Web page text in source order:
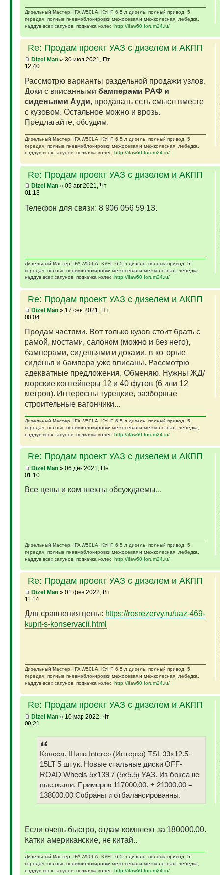
Дизельный Мастер. IFA W50LA, КУНГ, 6,5 л дизель, полный привод, 5
передач, полные пневмоблокировки межосевая и межколесная, лебедка,
наддув всех сапунов, подкачка колес. http://ifaw50.forum24.ru/
Re: Продам проект УАЗ с дизелем и АКПП
Dizel Man» 30 июл 2021, Пт
12:40
Рассмотрю варианты раздельной продажи узлов.
Доки с вписанными бамперами РАФ и
сиденьями Ауди, продавать есть смысл вместе
с кузовом. Остальное можно и врозь.
Предлагайте, обсудим.
Дизельный Мастер. IFA W50LA, КУНГ, 6,5 л дизель, полный привод, 5
передач, полные пневмоблокировки межосевая и межколесная, лебедка,
наддув всех сапунов, подкачка колес. http://ifaw50.forum24.ru/
Re: Продам проект УАЗ с дизелем и АКПП
Dizel Man» 05 авг 2021, Чт
01:13
Телефон для связи: 8 906 056 59 13.
Дизельный Мастер. IFA W50LA, КУНГ, 6,5 л дизель, полный привод, 5
передач, полные пневмоблокировки межосевая и межколесная, лебедка,
наддув всех сапунов, подкачка колес. http://ifaw50.forum24.ru/
Re: Продам проект УАЗ с дизелем и АКПП
Dizel Man» 17 сен 2021, Пт
00:04
Продам частями. Вот только кузов стоит брать с
рамой, мостами, салоном (можно и без него),
бамперами, сиденьями и доками, в которые
сиденья и бампера уже вписаны. Рассмотрю
адекватные предложения. Обменяю. Нужны ЖД/
морские контейнеры 12 и 40 футов (6 или 12
метров). Интересны турецкие, разборные
строительные вагончики...
Дизельный Мастер. IFA W50LA, КУНГ, 6,5 л дизель, полный привод, 5
передач, полные пневмоблокировки межосевая и межколесная, лебедка,
наддув всех сапунов, подкачка колес. http://ifaw50.forum24.ru/
Re: Продам проект УАЗ с дизелем и АКПП
Dizel Man» 06 дек 2021, Пн
01:10
Все цены и комплекты обсуждаемы...
Дизельный Мастер. IFA W50LA, КУНГ, 6,5 л дизель, полный привод, 5
передач, полные пневмоблокировки межосевая и межколесная, лебедка,
наддув всех сапунов, подкачка колес. http://ifaw50.forum24.ru/
Re: Продам проект УАЗ с дизелем и АКПП
Dizel Man» 01 фев 2022, Вт
11:14
Для сравнения цены: https://rosrezervy.ru/uaz-469-
kupit-s-konservacii.html
Дизельный Мастер. IFA W50LA, КУНГ, 6,5 л дизель, полный привод, 5
передач, полные пневмоблокировки межосевая и межколесная, лебедка,
наддув всех сапунов, подкачка колес. http://ifaw50.forum24.ru/
Re: Продам проект УАЗ с дизелем и АКПП
Dizel Man» 10 мар 2022, Чт
09:21
Колеса. Шина Interco (Интерко) TSL 33x12.5-
15LT 5 штук. Новые стальные диски OFF-
ROAD Wheels 5x139.7 (5x5.5) УАЗ. Из бокса не
выезжали. Примерно 117000.00. + 21000.00 =
138000.00 Собраны и отбалансированны.
Если очень быстро, отдам комплект за 180000.00.
Катки американские, не китай...
Дизельный Мастер. IFA W50LA, КУНГ, 6,5 л дизель, полный привод, 5
передач, полные пневмоблокировки межосевая и межколесная, лебедка,
наддув всех сапунов, подкачка колес. http://ifaw50.forum24.ru/